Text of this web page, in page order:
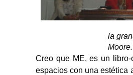
la
Moore.
Creo que ME, es un
espacios con una estética